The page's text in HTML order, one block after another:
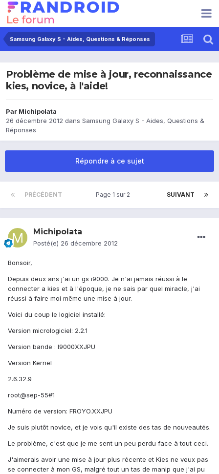
Samsung Galaxy S - Aides, Questions & Réponses
Problème de mise à jour, reconnaissance
kies, novice, à l'aide!
Par Michipolata
26 décembre 2012 dans Samsung Galaxy S - Aides, Questions &
Réponses
Répondre à ce sujet
PRÉCÉDENT SUIVANT
Page 1 sur 2
Michipolata
Posté(e) 26 décembre 2012
Bonsoir,
Depuis deux ans j'ai un gs i9000. Je n'ai jamais réussi à le
connecter a kies et à l'époque, je ne sais par quel miracle, j'ai
réussi à faire moi même une mise à jour.
Voici du coup le logiciel installé:
Version micrologiciel: 2.2.1
Version bande : I9000XXJPU
Version Kernel
2.6.32.9
root@sep-55#1
Numéro de version: FROYO.XXJPU
Je suis plutôt novice, et je vois qu'il existe des tas de nouveautés.
Le problème, c'est que je me sent un peu perdu face à tout ceci.
J'aimerais avoir une mise à jour plus récente et Kies ne veux pas
se connecter à mon GS, malgré tout un tas de manip que j'ai pu